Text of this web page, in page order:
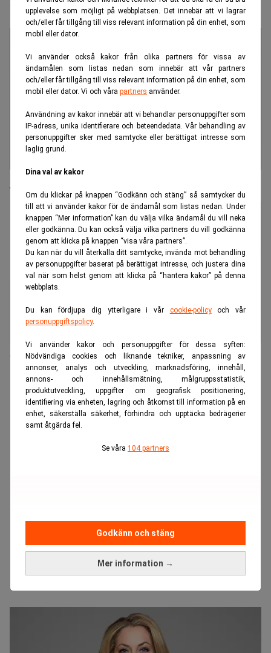
upplevelse som möjligt på webbplatsen. Det innebär att vi lagrar
och/eller får tillgång till viss relevant information på din enhet, som
mobil eller dator.
Vi använder också kakor från olika partners för vissa av
ändamålen som listas nedan som innebär att vår partners
och/eller får tillgång till viss relevant information på din enhet, som
mobil eller dator. Vi och våra partners använder.
Användning av kakor innebär att vi behandlar personuppgifter som
IP-adress, unika identifierare och beteendedata. Vår behandling av
personuppgifter sker med samtycke eller berättigat intresse som
laglig grund.
Dina val av kakor
Om du klickar på knappen “Godkänn och stäng” så samtycker du
till att vi använder kakor för de ändamål som listas nedan. Under
knappen “Mer information” kan du välja vilka ändamål du vill neka
eller godkänna. Du kan också välja vilka partners du vill godkänna
genom att klicka på knappen “visa våra partners”.
Du kan när du vill återkalla ditt samtycke, invända mot behandling
av personuppgifter baserat på berättigat intresse, och justera dina
val när som helst genom att klicka på “hantera kakor” på denna
webbplats.
Du kan fördjupa dig ytterligare i vår cookie-policyoch vår
personuppgiftspolicy.
Vi använder kakor och personuppgifter för dessa syften:
Nödvändiga cookies och liknande tekniker, anpassning av
annonser, analys och utveckling, marknadsföring, innehåll,
annons- och innehållsmätning, målgruppsstatistik,
produktutveckling, uppgifter om geografisk positionering,
identifiering via enheten, lagring och åtkomst till information på en
enhet, säkerställa säkerhet, förhindra och upptäcka bedrägerier
samt åtgärda fel.
Se våra 104 partners
Mer information →
Godkänn och stäng
IT-drift
Jeanette Jäger ny koncern-vd för Enento Group
Gert Andersson ny vd för Bankgirot
ANNONS